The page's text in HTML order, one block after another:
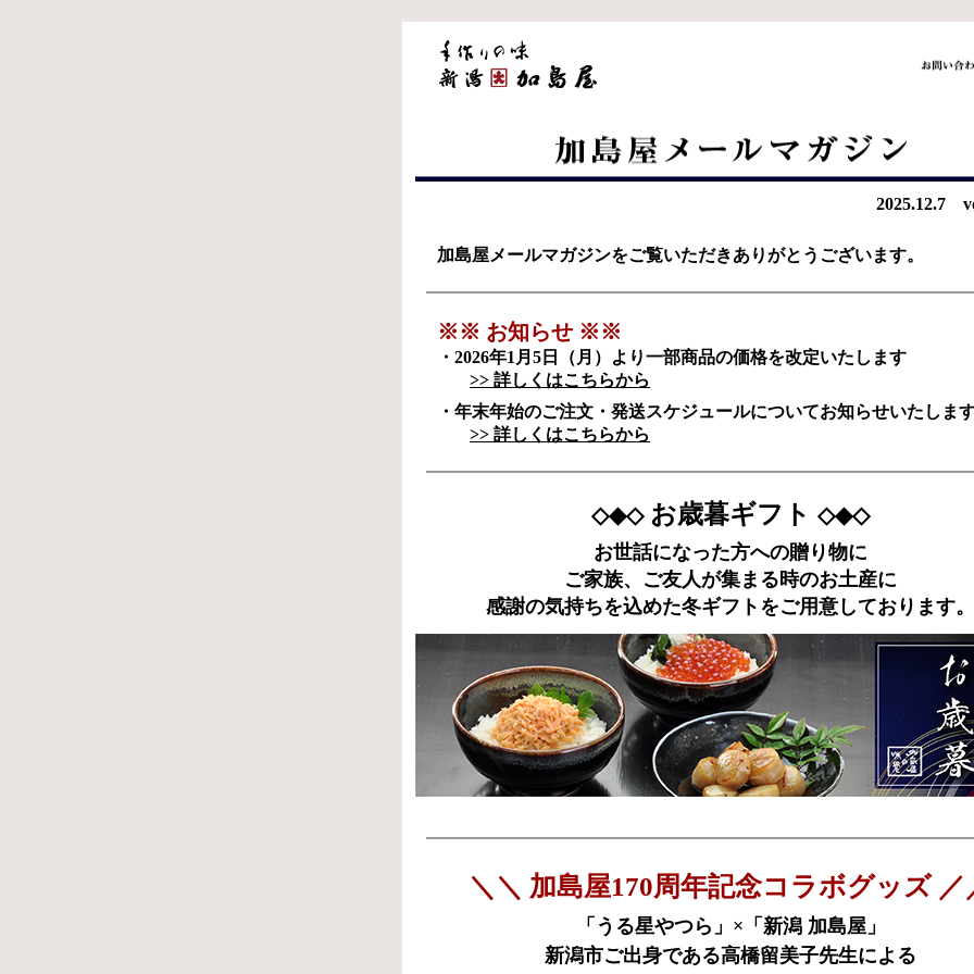
2025.12.7
加島屋メールマガジンをご覧いただきありがとうございます。
※※ お知らせ ※※
・2026年1月5日（月）より一部商品の価格を改定いたします
>> 詳しくはこちらから
・年末年始のご注文・発送スケジュールについてお知らせいたしま
>> 詳しくはこちらから
◇◆◇お歳暮ギフト ◇◆◇
お世話になった方への贈り物に
ご家族、ご友人が集まる時のお土産に
感謝の気持ちを込めた冬ギフトをご用意しております。
＼＼ 加島屋170周年記念コラボグッズ ／
「うる星やつら」×「新潟 加島屋」
新潟市ご出身である高橋留美子先生による